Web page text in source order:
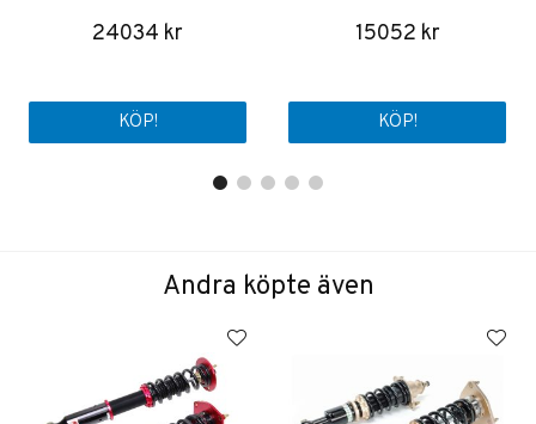
24034 kr
KÖP!
15052 kr
KÖP!
Andra köpte även